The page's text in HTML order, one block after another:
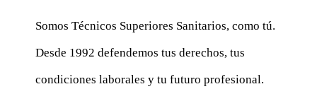
Somos Técnicos Superiores Sanitarios, como tú.
Desde 1992 defendemos tus derechos, tus
condiciones laborales y tu futuro profesional.